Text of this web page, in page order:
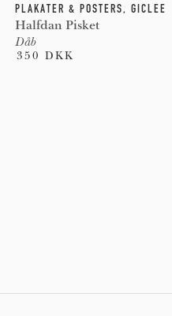
PLAKATER & POSTERS, GICLEE
Halfdan Pisket
Dåb
350 DKK